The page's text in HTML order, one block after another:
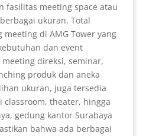
fasilitas meeting space atau
ukuran. Total
di AMG Tower yang
dan event
direksi, seminar,
produk dan aneka
ukuran, juga tersedia
theater, hingga
gedung kantor Surabaya
bahwa ada berbagai